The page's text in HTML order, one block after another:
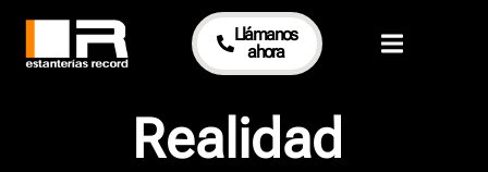
Llámanos
ahora
Realidad